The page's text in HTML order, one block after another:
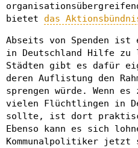
bietet das
Abseits von Spenden ist
in Deutschland Hilfe
Städten gibt es dafür
deren Auflistung den
sprengen würde. Wenn
vielen Flüchtlingen in
sollte, ist dort
Ebenso kann es sich
Kommunalpolitiker jetzt